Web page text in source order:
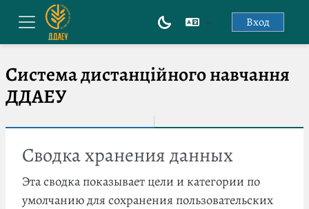
Перейти к основному содержанию
Боковая панель
Вход
Система дистанційного навчання
ДДАЕУ
Сводка хранения данных
Эта сводка показывает цели и категории по
умолчанию для сохранения пользовательских